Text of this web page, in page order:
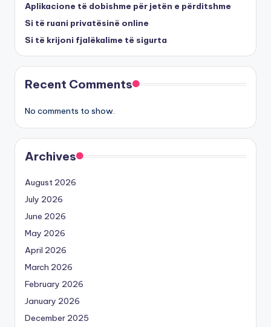
Aplikacione të dobishme për jetën e përditshme
Si të ruani privatësinë online
Si të krijoni fjalëkalime të sigurta
Recent Comments
No comments to show.
Archives
August 2026
July 2026
June 2026
May 2026
April 2026
March 2026
February 2026
January 2026
December 2025